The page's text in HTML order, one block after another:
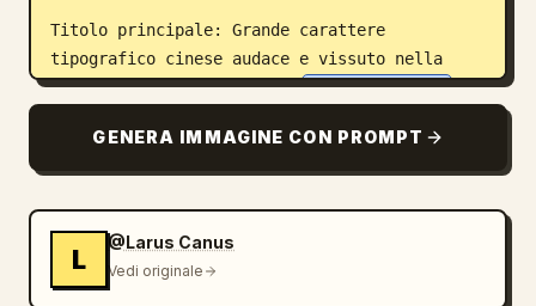
Titolo principale: Grande carattere
tipografico cinese audace e vissuto nella
parte superiore centrale: 黑松露鹅肝和牛堡 .
curva e aggiungere piccoli segni decorativi a
raggiera arancioni su entrambi i lati. Sotto
落，一口上头" (Lusso decadente, un morso che
GENERA IMMAGINE CON PROMPT
L
@Larus Canus
Vedi originale